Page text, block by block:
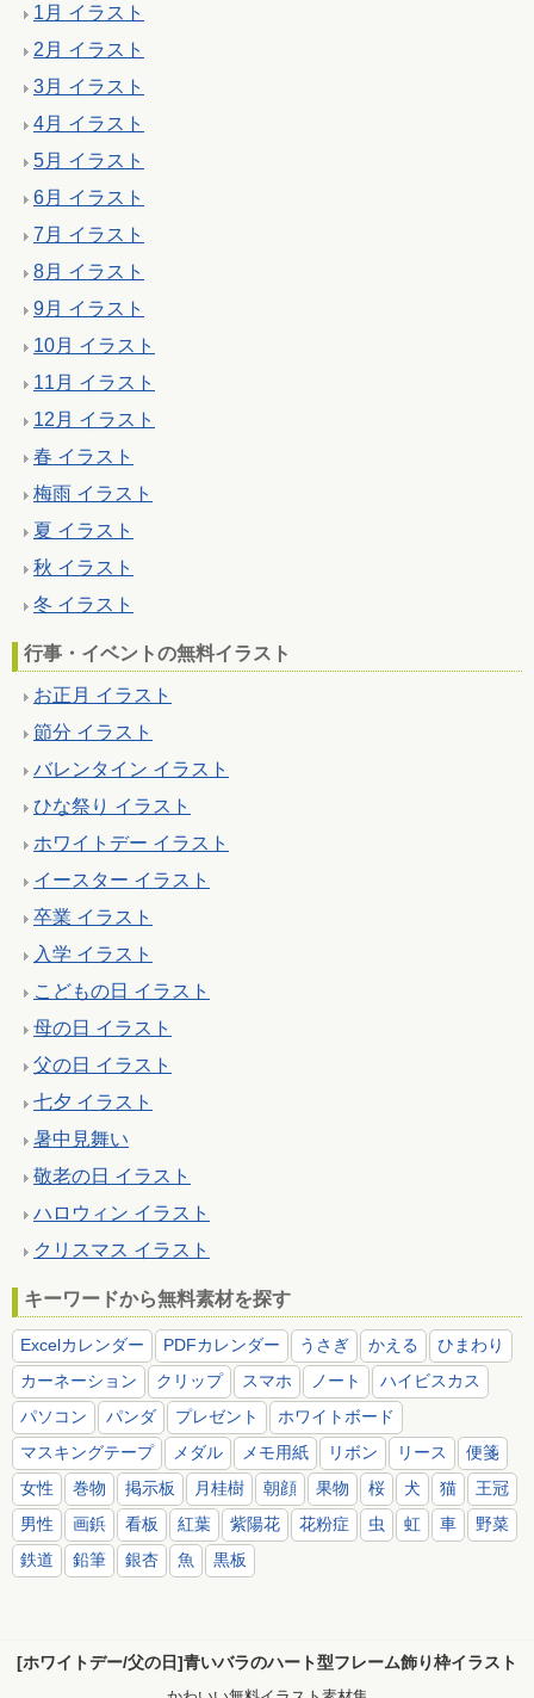
1月 イラスト
2月 イラスト
3月 イラスト
4月 イラスト
5月 イラスト
6月 イラスト
7月 イラスト
8月 イラスト
9月 イラスト
10月 イラスト
11月 イラスト
12月 イラスト
春 イラスト
梅雨 イラスト
夏 イラスト
秋 イラスト
冬 イラスト
行事・イベントの無料イラスト
お正月 イラスト
節分 イラスト
バレンタイン イラスト
ひな祭り イラスト
ホワイトデー イラスト
イースター イラスト
卒業 イラスト
入学 イラスト
こどもの日 イラスト
母の日 イラスト
父の日 イラスト
七夕 イラスト
暑中見舞い
敬老の日 イラスト
ハロウィン イラスト
クリスマス イラスト
キーワードから無料素材を探す
Excelカレンダー PDFカレンダー うさぎ かえる
ひまわり
カーネーション
クリップ スマホ ノート
ハイビスカス
パソコン
パンダ プレゼント
ホワイトボード
マスキングテープ
メダル メモ用紙 リボン リース
便箋
女性
巻物 掲示板 月桂樹 朝顔 果物 桜 犬 猫
王冠
男性
画鋲 看板 紅葉 紫陽花 花粉症 虫 虹 車
野菜
鉄道
鉛筆 銀杏 魚 黒板
[ホワイトデー/父の日]青いバラのハート型フレーム飾り枠イラスト